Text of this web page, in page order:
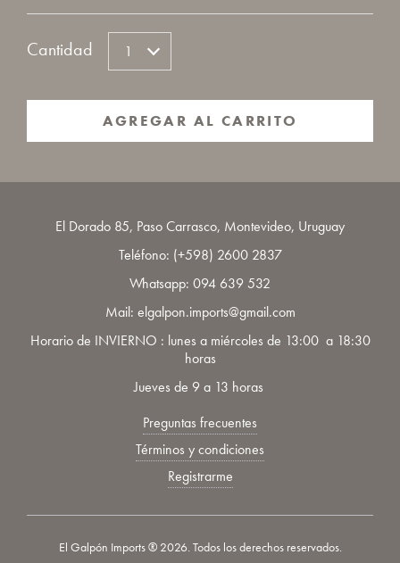
Cantidad
AGREGAR AL CARRITO
El Dorado 85, Paso Carrasco, Montevideo, Uruguay
Teléfono: (+598) 2600 2837
Whatsapp: 094 639 532
Mail: elgalpon.imports@gmail.com
Horario de INVIERNO : lunes a miércoles de 13:00 a 18:30
horas
Jueves de 9 a 13 horas
Preguntas frecuentes
Términos y condiciones
Registrarme
El Galpón Imports ® 2026. Todos los derechos reservados.